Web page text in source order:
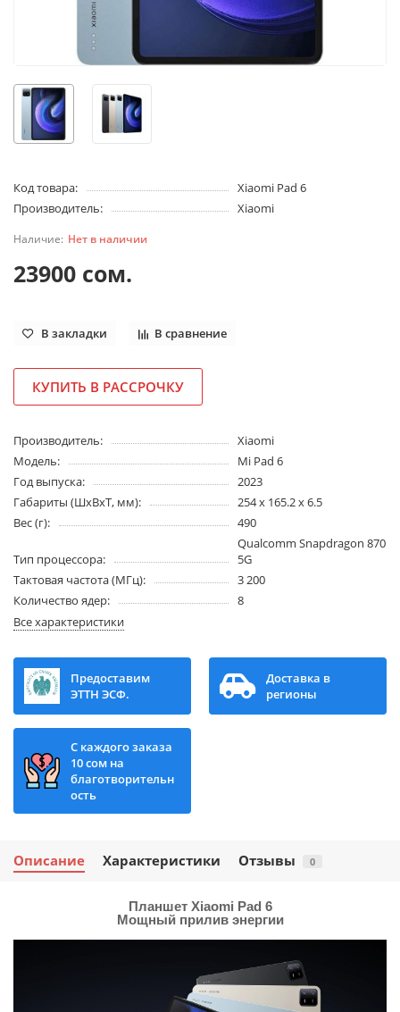
Код товара:
Xiaomi Pad 6
Производитель:
Xiaomi
Нет в наличии
23900 сом.
В закладки В сравнение
КУПИТЬ В РАССРОЧКУ
Производитель:
Xiaomi
Модель:
Mi Pad 6
Год выпуска:
2023
Габариты (ШхВхТ, мм):
254 x 165.2 x 6.5
Вес (г):
490
Тип процессора:
Qualcomm Snapdragon 870
5G
Тактовая частота (МГц):
3 200
Количество ядер:
8
Все характеристики
Предоставим
ЭТТН ЭСФ.
Доставка в
регионы
С каждого заказа
10 сом на
благотворительн
ость
Описание Характеристики Отзывы 0
Планшет Xiaomi Pad 6
Мощный прилив энергии